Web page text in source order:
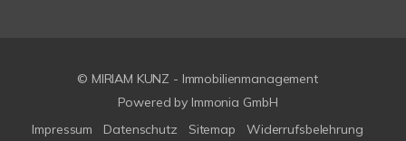
© MIRIAM KUNZ - Immobilienmanagement
Powered by Immonia GmbH
Impressum
Datenschutz Sitemap Widerrufsbelehrung